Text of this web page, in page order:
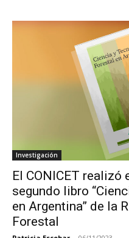
Investigación
El CONICET realizó
segundo libro
en Argentina” de la
Forestal